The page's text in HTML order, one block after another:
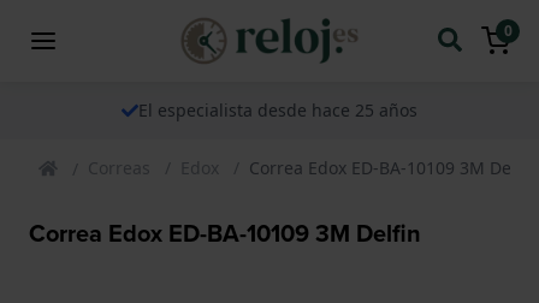
0
El especialista desde hace 25 años
Correas Edox Correa Edox ED-BA-10109 3M Delfin
Correa Edox ED-BA-10109 3M Delfin